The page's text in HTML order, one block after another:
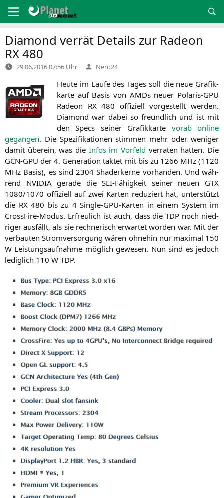
Inhalt
springen
Diamond verrät Details zur Radeon
RX480
29.06.2016 07:56 Uhr Verfasst
von
Nero24
Heu­te im Lau­fe des Tages soll die neue Gra­fik­
kar­te auf Basis von AMDs neu­er Pola­ris-GPU
Rade­on RX480 offi­zi­ell vor­ge­stellt wer­den.
Dia­mond war dabei so freund­lich und ist mit
den Specs sei­ner Gra­fik­kar­te vor­ab online
gegan­gen. Die Spe­zi­fi­ka­tio­nen stim­men mehr oder weni­ger
damit über­ein, was die Infos im Vor­feld ver­ra­ten hat­ten. Die
GCN-GPU der 4. Gene­ra­ti­on tak­tet mit bis zu 1266 MHz (1120
MHz Basis), es sind 2304 Shader­ker­ne vor­han­den. Und wäh­
rend NVIDIA gera­de die SLI-Fähig­keit sei­ner neu­en GTX
1080/1070 offi­zi­ell auf zwei Kar­ten redu­ziert hat, unter­stützt
die RX480 bis zu 4 Sin­gle-GPU-Kar­ten in einem Sys­tem im
Cross­Fi­re-Modus. Erfreu­lich ist auch, dass dieTDP noch nied­
ri­ger aus­fällt, als sie rech­ne­risch erwar­tet wor­den war. Mit der
ver­bau­ten Strom­ver­sor­gung wären ohne­hin nur maxi­mal 150
W Leis­tungs­auf­nah­me mög­lich gewe­sen. Nun sind es jedoch
ledig­lich 110 W TDP.